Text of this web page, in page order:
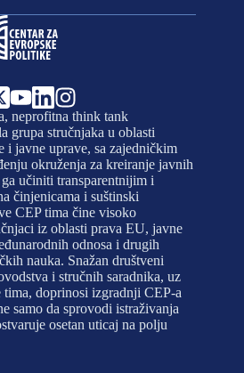
neprofitna think tank
grupa stručnjaka u oblasti
i javne uprave, sa zajedničkim
okruženja za kreiranje javnih
učiniti transparentnijim i
činjenicama i suštinski
CEP tima čine visoko
iz oblasti prava EU, javne
odnosa i drugih
nauka. Snažan društveni
i stručnih saradnika, uz
tima, doprinosi izgradnji CEP-a
samo da sprovodi istraživanja
osetan uticaj na polju